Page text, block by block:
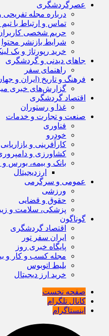
عصرگردشگری
درباره مجله
تماس و ارتباط با
حریم شخصی
شرایط بازنشر محتوا
خرید رپورتاژ و بک
جاهای دیدنی و گردشگری
راهنمای سفر
فرهنگ و تاریخ (ایران و
گزارش‌های خبری
اقتصاد گردشگری
غذا و رستوران
صنعت و تجارت و خدمات
فناوری
خودرو
کارآفرینی و بازاریابی
کشاورزی و
بانک و بیمه، بورس
ارزدیجیتال
عمومی و سرگرمی
ورزشی
حقوق و قضایی
پزشکی، سلامت و
گوناگون
اقتصاد گردشگری
ایران سفر تور
پایگاه خبری روز
مجله کسب و کار و
بلیط اتوبوس
خرید ارز دیجیتال
صفحه نخست
کانال تلگرام
اینستاگرام